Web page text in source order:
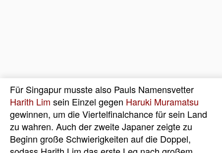
Für Singapur musste also Pauls Namensvetter
Harith Lim sein Einzel gegen Haruki Muramatsu
gewinnen, um die Viertelfinalchance für sein Land
zu wahren. Auch der zweite Japaner zeigte zu
Beginn große Schwierigkeiten auf die Doppel,